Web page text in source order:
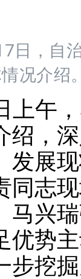
日，自
况介绍
上午
绍，
发展
同志
马兴
优势
步挖